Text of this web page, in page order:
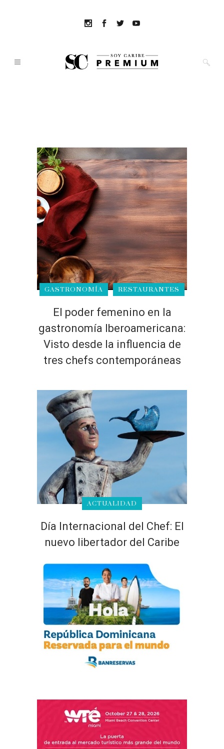
GASTRONOMÍA RESTAURANTES
El poder femenino en la
gastronomía Iberoamericana:
Visto desde la influencia de
tres chefs contemporáneas
ACTUALIDAD
Día Internacional del Chef: El
nuevo libertador del Caribe